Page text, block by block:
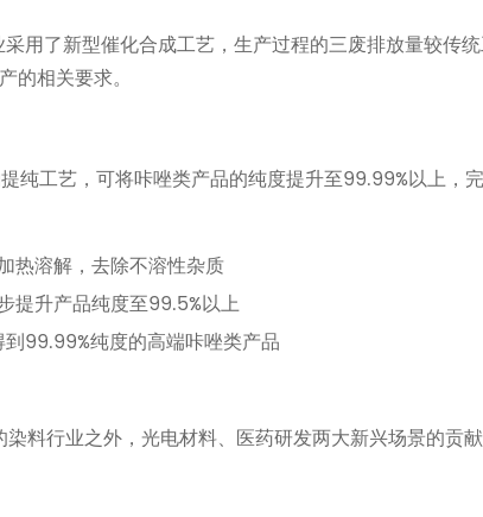
用了新型催化合成工艺，生产过程的三废排放量较传
的相关要求。
纯工艺，可将咔唑类产品的纯度提升至99.99%以上，
热溶解，去除不溶性杂质
提升产品纯度至99.5%以上
99.99%纯度的高端咔唑类产品
料行业之外，光电材料、医药研发两大新兴场景的贡